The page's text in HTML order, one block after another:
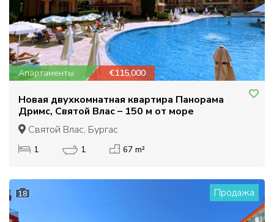
Апартаменты €115,000
Новая двухкомнатная квартира Панорама
Дримс, Святой Влас – 150 м от море
Святой Влас, Бургас
1 1 67 m²
18 Продажа